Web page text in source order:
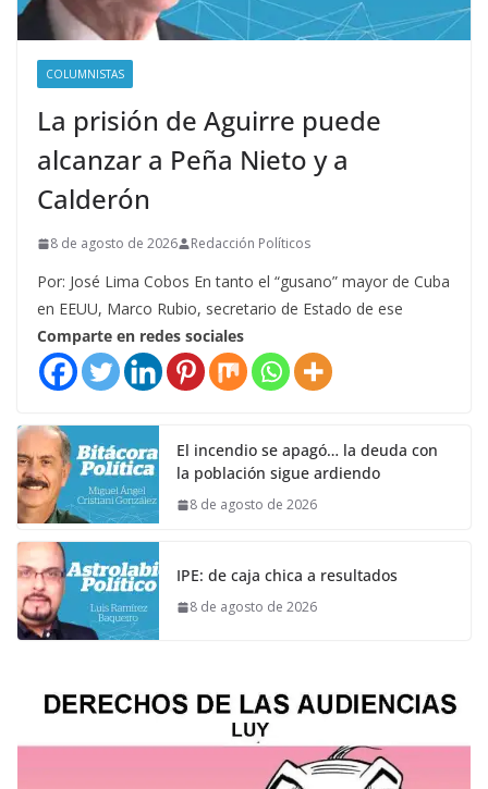
COLUMNISTAS
La prisión de Aguirre puede
alcanzar a Peña Nieto y a
Calderón
8 de agosto de 2026 Redacción Políticos
Por: José Lima Cobos En tanto el “gusano” mayor de Cuba
en EEUU, Marco Rubio, secretario de Estado de ese
Comparte en redes sociales
El incendio se apagó… la deuda con
la población sigue ardiendo
8 de agosto de 2026
IPE: de caja chica a resultados
8 de agosto de 2026